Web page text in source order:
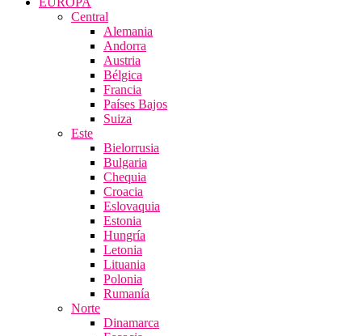
Central
Alemania
Andorra
Austria
Bélgica
Francia
Países Bajos
Suiza
Este
Bielorrusia
Bulgaria
Chequia
Croacia
Eslovaquia
Estonia
Hungría
Letonia
Lituania
Polonia
Rumanía
Norte
Dinamarca